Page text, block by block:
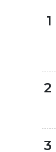
1
2
3